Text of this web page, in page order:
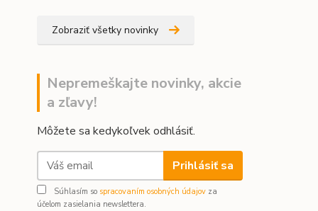
Zobraziť všetky novinky
Nepremeškajte novinky, akcie
a zľavy!
Môžete sa kedykoľvek odhlásiť.
Prihlásiť sa
Súhlasím so spracovaním osobných údajov za
účelom zasielania newslettera.